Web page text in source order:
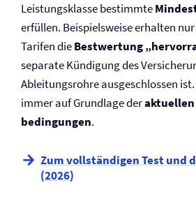
Leistungsklasse bestimmte
erfüllen. Beispielsweise erhalten
Tarifen dieBestwertung
separate Kündigung des
Ableitungsrohre ausgeschlossen
immer auf Grundlage der
bedingungen.
Zum vollständigen Test und
(2026)